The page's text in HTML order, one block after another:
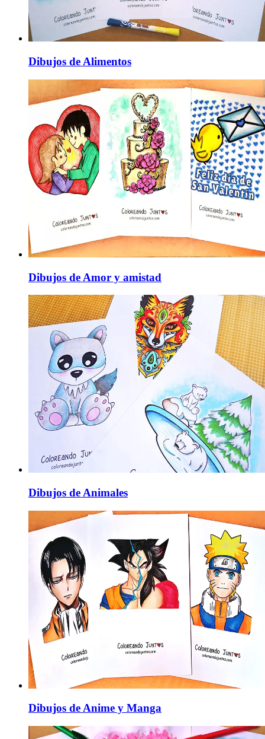
Dibujos de Alimentos
Dibujos de Amor y amistad
Dibujos de Animales
Dibujos de Anime y Manga